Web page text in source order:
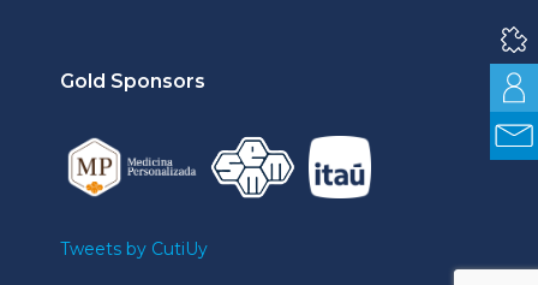
Gold Sponsors
Tweets by CutiUy